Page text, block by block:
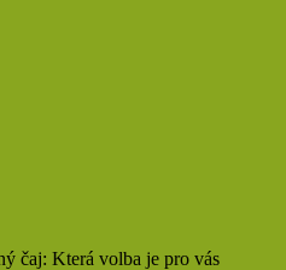
čaj: Která volba je pro vás